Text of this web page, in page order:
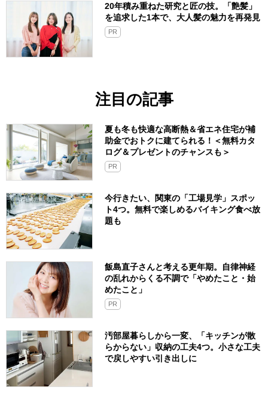
20年積み重ねた研究と匠の技。「艶髪」
を追求した1本で、大人髪の魅力を再発見
PR
注目の記事
夏も冬も快適な高断熱＆省エネ住宅が補
助金でおトクに建てられる！＜無料カタ
ログ＆プレゼントのチャンスも＞
PR
今行きたい、関東の「工場見学」スポッ
ト4つ。無料で楽しめるバイキング食べ放
題も
飯島直子さんと考える更年期。自律神経
の乱れからくる不調で「やめたこと・始
めたこと」
PR
汚部屋暮らしから一変、「キッチンが散
らからない」収納の工夫4つ。小さな工夫
で戻しやすい引き出しに